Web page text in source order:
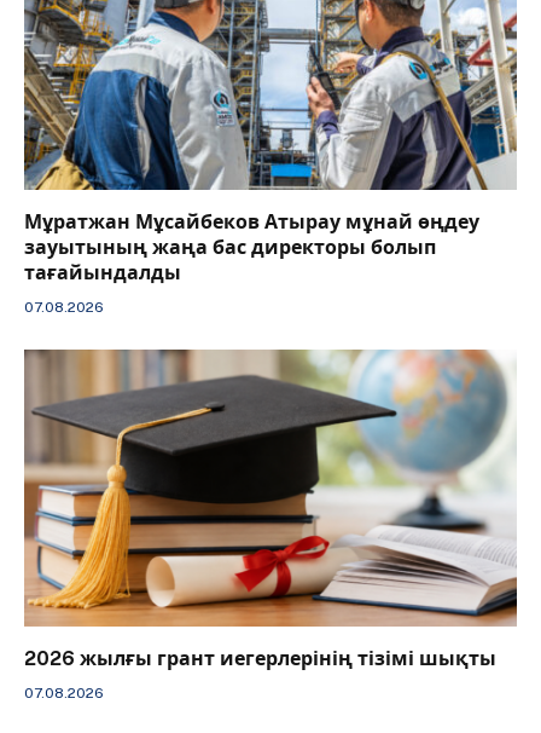
Мұратжан Мұсайбеков Атырау мұнай өңдеу
зауытының жаңа бас директоры болып
тағайындалды
07.08.2026
2026 жылғы грант иегерлерінің тізімі шықты
07.08.2026